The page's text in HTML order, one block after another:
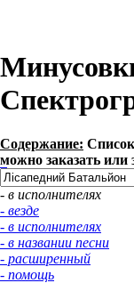
Содержание:
можно заказать или
- в исполнителях
- везде
- в исполнителях
- в названии песни
- расширенный
- помощь